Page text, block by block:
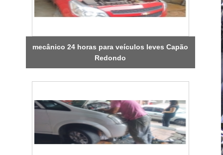
mecânico 24 horas para veículos leves Capão
Redondo